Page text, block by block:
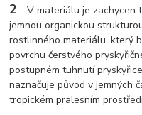
2 -V materiálu je zachycen
jemnou organickou
rostlinného materiálu, který
povrchu čerstvého
postupném tuhnutí
naznačuje původ v jemných
tropickém pralesním